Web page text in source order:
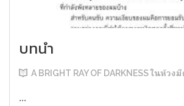
บทนำ
A BRIGHT RAY OF DARKNESS ในห้ว
...